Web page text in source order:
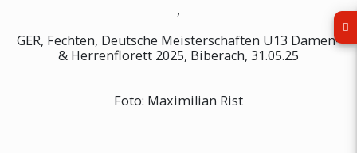
,
GER, Fechten, Deutsche Meisterschaften U13 Damen-
& Herrenflorett 2025, Biberach, 31.05.25
Foto: Maximilian Rist